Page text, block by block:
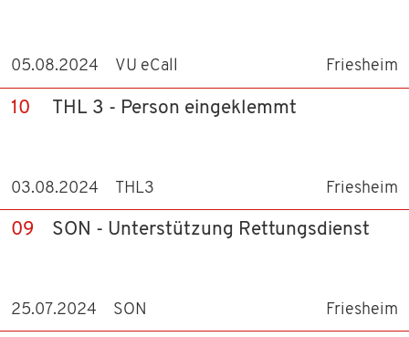
05.08.2024 VU eCall Friesheim
03.08.2024 THL3 Friesheim
10 THL 3 - Person eingeklemmt
25.07.2024 SON Friesheim
09 SON - Unterstützung Rettungsdienst